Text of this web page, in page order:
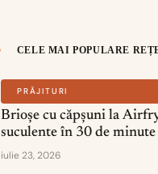
CELE MAI POPULARE
PRĂJITURI
Brioșe cu căpșuni la
suculente în 30 de minute
iulie 23, 2026